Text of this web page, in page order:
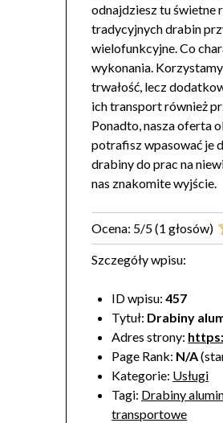
odnajdziesz tu świetne
tradycyjnych drabin
wielofunkcyjne. Co
wykonania.
trwałość, lecz
ich transport również
Ponadto, nasza oferta
potrafisz wpasować je
drabiny do prac na
nas znakomite wyjście.
Ocena: 5/5(1 głosów)
Szczegóły wpisu:
ID wpisu:457
Tytuł: Drabiny
Adres strony:
Page Rank: N/A
Kategorie: Usługi
Tagi: Drabiny
transportowe